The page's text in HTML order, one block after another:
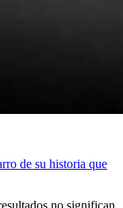
de su historia que